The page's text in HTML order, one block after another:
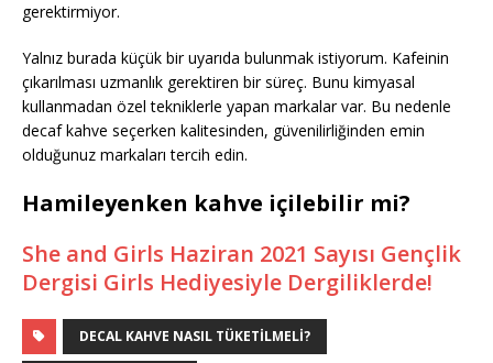
gerektirmiyor.
Yalnız burada küçük bir uyarıda bulunmak istiyorum. Kafeinin
çıkarılması uzmanlık gerektiren bir süreç. Bunu kimyasal
kullanmadan özel tekniklerle yapan markalar var. Bu nedenle
decaf kahve seçerken kalitesinden, güvenilirliğinden emin
olduğunuz markaları tercih edin.
Hamileyenken kahve içilebilir mi?
She and Girls Haziran 2021 Sayısı Gençlik
Dergisi Girls Hediyesiyle Dergiliklerde!
DECAL KAHVE NASIL TÜKETILMELI?